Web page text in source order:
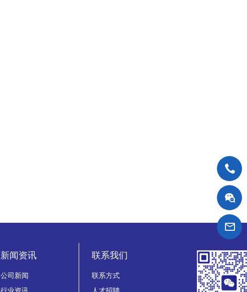
新闻资讯
公司新闻
联系我们
联系方式